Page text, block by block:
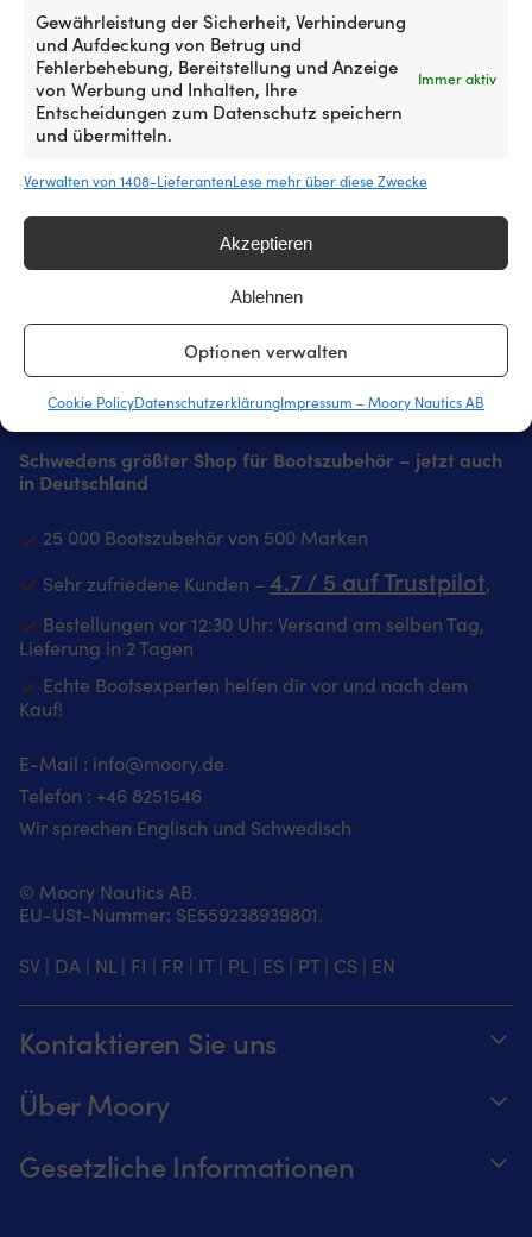
Gewährleistung der Sicherheit, Verhinderung
und Aufdeckung von Betrug und
Fehlerbehebung, Bereitstellung und Anzeige
von Werbung und Inhalten, Ihre
Entscheidungen zum Datenschutz speichern
und übermitteln.
Immer aktiv
Verwalten von 1408-LieferantenLese mehr über diese Zwecke
Akzeptieren
Ablehnen
Optionen verwalten
Cookie PolicyDatenschutzerklärungImpressum – Moory Nautics AB
Nachhinein an. Keine komplizierten Bedingungen.
Mehr über unsere Preisgarantie
erfahren
Schwedens größter Shop für Bootszubehör – jetzt auch
in Deutschland
25 000 Bootszubehör von 500 Marken
Sehr zufriedene Kunden – 4.7 / 5 auf Trustpilot‚
Bestellungen vor 12:30 Uhr: Versand am selben Tag,
Lieferung in 2 Tagen
Echte Bootsexperten helfen dir vor und nach dem
Kauf!
E-Mail : info@moory.de
Telefon : +46 8251546
Wir sprechen Englisch und Schwedisch
© Moory Nautics AB.
EU-USt-Nummer: SE559238939801.
SV | DA | NL| FI | FR | IT| PL| ES | PT| CS | EN
Kontaktieren Sie uns
Telefonzeiten täglich von 8 – 20 Uhr.
+46 8251546 – Schwedisch oder Englisch
Senden Sie uns eine E-Mail an
Über Moory
Gesetzliche Informationen